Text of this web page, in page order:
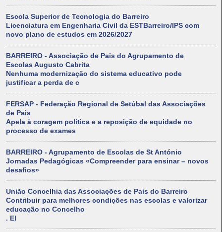
Escola Superior de Tecnologia do Barreiro
Licenciatura em Engenharia Civil da ESTBarreiro/IPS com
novo plano de estudos em 2026/2027
BARREIRO - Associação de Pais do Agrupamento de
Escolas Augusto Cabrita
Nenhuma modernização do sistema educativo pode
justificar a perda de c
FERSAP - Federação Regional de Setúbal das Associações
de Pais
Apela à coragem política e a reposição de equidade no
processo de exames
BARREIRO - Agrupamento de Escolas de St António
Jornadas Pedagógicas «Compreender para ensinar – novos
desafios»
União Concelhia das Associações de Pais do Barreiro
Contribuir para melhores condições nas escolas e valorizar
educação no Concelho
. El